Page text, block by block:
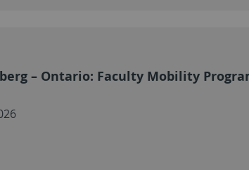
– Ontario: Faculty Mobility